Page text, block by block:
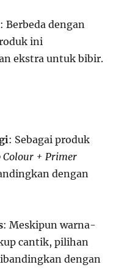
: Berbeda dengan
ini
ekstra untuk bibir.
: Sebagai produk
Colour + Primer
dengan
: Meskipun warna-
cantik, pilihan
dengan